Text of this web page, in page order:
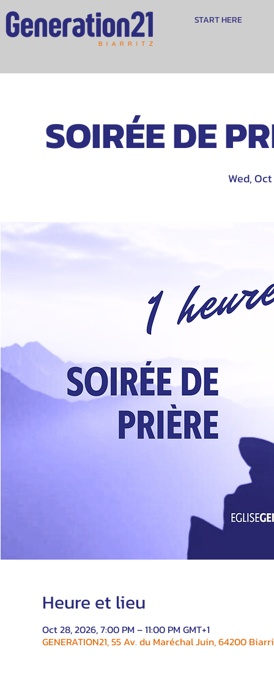
START HERE
SOIRÉE DE
Wed,
Heure et lieu
Oct 28, 2026, 7:00 PM – 11:00 PM GMT+1
GENERATION21, 55 Av. du Maréchal Juin, 64200